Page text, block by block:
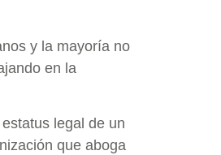
y la mayoría no
en la
legal de un
que aboga